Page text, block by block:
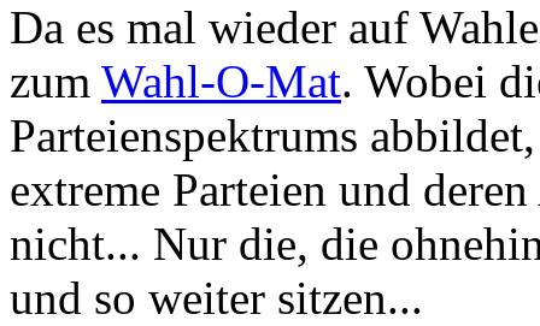
Da es mal wieder auf
zum Wahl-O-Mat. Wobei
Parteienspektrums
extreme Parteien und
nicht... Nur die, die
und so weiter sitzen...